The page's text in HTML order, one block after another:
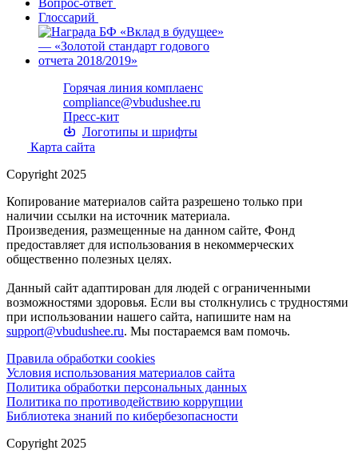
Вопрос-ответ
Глоссарий
Горячая линия комплаенс
compliance@vbudushee.ru
Пресс-кит
Логотипы и шрифты
Карта сайта
Copyright 2025
Копирование материалов сайта разрешено только при
наличии ссылки на источник материала.
Произведения, размещенные на данном сайте, Фонд
предоставляет для использования в некоммерческих
общественно полезных целях.
Данный сайт адаптирован для людей с ограниченными
возможностями здоровья. Если вы столкнулись с трудностями
при использовании нашего сайта, напишите нам на
support@vbudushee.ru. Мы постараемся вам помочь.
Правила обработки cookies
Условия использования материалов сайта
Политика обработки персональных данных
Политика по противодействию коррупции
Библиотека знаний по кибербезопасности
Copyright 2025